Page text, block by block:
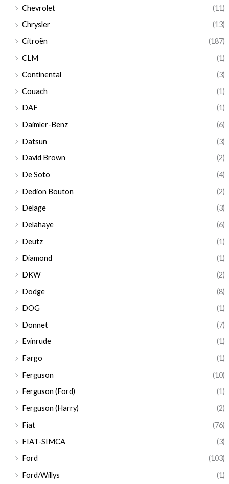
Chevrolet
(11)
Chrysler
(13)
Citroën
(187)
CLM
(1)
Continental
(3)
Couach
(1)
DAF
(1)
Daimler-Benz
(6)
Datsun
(3)
David Brown
(2)
De Soto
(4)
Dedion Bouton
(2)
Delage
(3)
Delahaye
(6)
Deutz
(1)
Diamond
(1)
DKW
(2)
Dodge
(8)
DOG
(1)
Donnet
(7)
Evinrude
(1)
Fargo
(1)
Ferguson
(10)
Ferguson (Ford)
(1)
Ferguson (Harry)
(2)
Fiat
(76)
FIAT-SIMCA
(3)
Ford
(103)
Ford/Willys
(1)